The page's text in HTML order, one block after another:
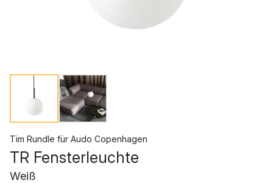
Tim Rundle für Audo Copenhagen
TR Fensterleuchte
Weiß